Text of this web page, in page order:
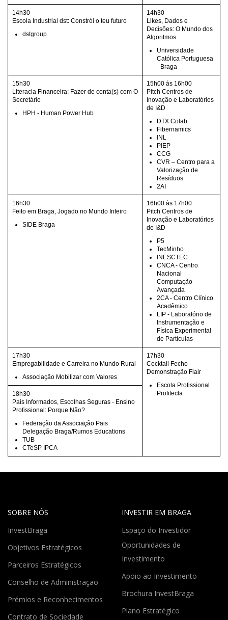
14h30
Escola Industrial dst: Constrói o teu futuro
dstgroup
14h30
Likes, Dados e
Decisões: O Mundo dos
Algoritmos
Universidade
Católica Portuguesa
- Braga
15h30
Literacia Financeira: Fazer de conta(s) com O
Secretário
HPH - Human Power Hub
15h00 às 16h00
Pitch Centros de
Inovação e Laboratórios
de I&D
DTX Colab
Fibernamics
INL
PIEP
CCG
CVR – Centro para a
Valorização de
Resíduos
2AI
16h30
Feito em Braga, Jogado no Mundo Inteiro
SIDE Braga
16h00 às 17h00
Pitch Centros de
Inovação e Laboratórios
de I&D
P5
TecMinho
INESCTEC
CNCA - Centro
Nacional
Computação
Avançada
2CA - Centro Clínico
Acadêmico
LIP - Laboratório de
Instrumentação e
Física Experimental
de Partículas
17h30
Empregabilidade e Carreira no Mundo Rural
Associação Mobilizar com Valores
17h30
Cocktail Fecho -
Demonstração Flair
Escola Profissional
Profitecla
18h30
Pais Informados, Escolhas Seguras - Ensino
Profissional: Porque Não?
Federação da Associação Pais
Delegação Braga/Rumos Educations
TUB
CTeSP IPCA
SOBRE NÓS
InvestBraga
Objetivos Estratégicos
Parceiros Estratégicos
Conselho de Administração
Prémios e Reconhecimentos
Contrato de Sociedade
INVESTIR EM BRAGA
Espaço do Investidor
Oportunidades de
Investimento
Apoio ao Investimento
Brochura InvestBraga
Plano Estratégico